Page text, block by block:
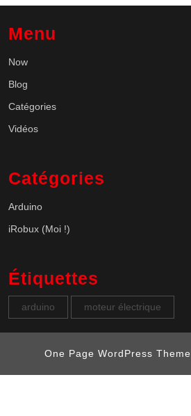
Menu
Now
Blog
Catégories
Vidéos
Catégories
Arduino
iRobux (Moi !)
Étiquettes
arduino moteur électrique
One Page WordPress Theme